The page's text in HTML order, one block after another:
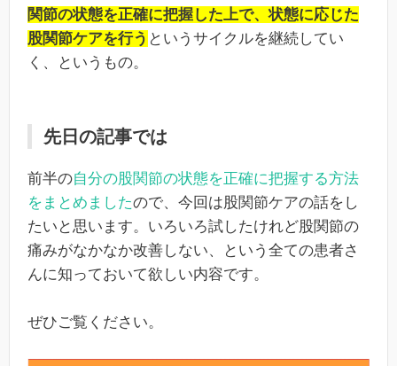
関節の状態を正確に把握した上で、状態に応じた
股関節ケアを行う というサイクルを継続してい
く、というもの。
先日の記事では
前半の自分の股関節の状態を正確に把握する方法
をまとめましたので、今回は股関節ケアの話をし
たいと思います。いろいろ試したけれど股関節の
痛みがなかなか改善しない、という全ての患者さ
んに知っておいて欲しい内容です。
ぜひご覧ください。